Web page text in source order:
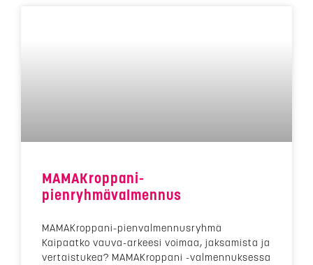
MAMAKroppani-
pienryhmävalmennus
MAMAKroppani-pienvalmennusryhmä
Kaipaatko vauva-arkeesi voimaa, jaksamista ja
vertaistukea? MAMAKroppani -valmennuksessa